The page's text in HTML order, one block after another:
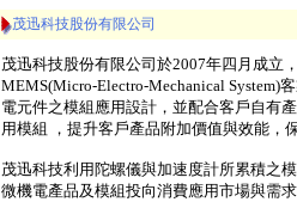
茂迅科技股份有限公司
茂迅科技股份有限公司於2007年四月成立
MEMS(Micro-Electro-Mechanical System)
電元件之模組應用設計，並配合客戶自有
用模組 ，提升客戶產品附加價值與效能，
茂迅科技利用陀螺儀與加速度計所累積之
微機電產品及模組投向消費應用市場與需